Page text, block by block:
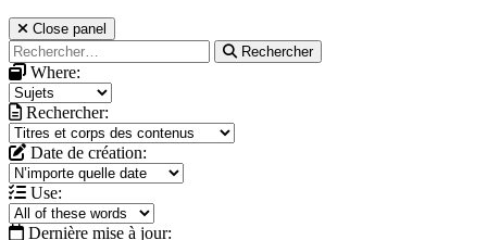
Close panel
Rechercher
Where:
Rechercher:
Date de création:
Use:
Dernière mise à jour: